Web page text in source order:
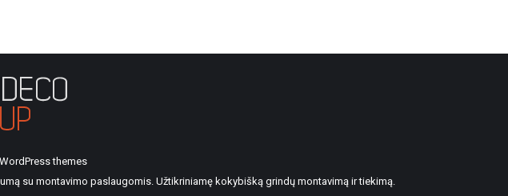
themes
su montavimo paslaugomis. Užtikriniamę kokybišką grindų montavimą ir tiekimą.